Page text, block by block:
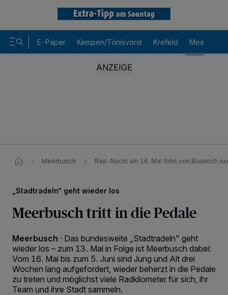
E-Paper Kempen/Tönisvorst Krefeld Meerbusch
Meerbusch Rad-Nacht am 16. Mai führt von Büderich
„Stadtradeln“ geht wieder los
Meerbusch tritt in die Pedale
Meerbusch · Das bundesweite „Stadtradeln" geht
wieder los – zum 13. Mal in Folge ist Meerbusch dabei:
Vom 16. Mai bis zum 5. Juni sind Jung und Alt drei
Wochen lang aufgefordert, wieder beherzt in die Pedale
zu treten und möglichst viele Radkilometer für sich, ihr
Team und ihre Stadt sammeln.
personenbezogene Daten wie Browserdaten oder eindeutige
Kennungen auf Ihrem Gerät zu. Durch Auswahl von OK aktivieren Sie
Tracking-Technologien für die unter „Wir und unsere Partner
verarbeiten Daten, um Ihnen Dienste bereitzustellen“ aufgeführten
Zwecke. Wenn Tracker deaktiviert sind, sind manche Inhalte und
Anzeigen möglicherweise nicht mehr so relevant für Sie. Sie können
dieses Menü jederzeit wieder aufrufen, um Ihre Einstellungen zu